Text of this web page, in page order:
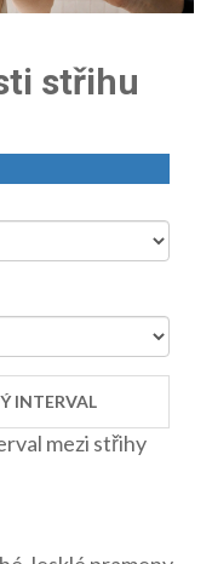
střihu
INTERVAL
mezi střihy